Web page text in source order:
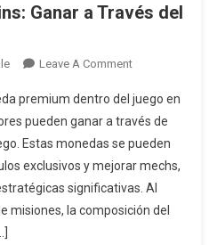
Ganar a Través del
Leave A CommentOn
Arena
A-
Coins:
Ganar
A
Través
premium dentro del juego en
pueden ganar a través de
Estas monedas se pueden
exclusivos y mejorar mechs,
significativas. Al
misiones, la composición del